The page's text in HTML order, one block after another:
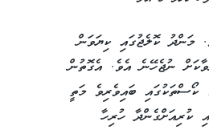
މަންދު ކޮލެޖުގައި ކިޔަވަން
ނުޖެހޭނެ އެވެ. އެގޮތުން
ކޯސްތަކުގައި ބައިވެރިވެ މަތީ
ކުރިއަށްގެންދާ ހުރިހާ